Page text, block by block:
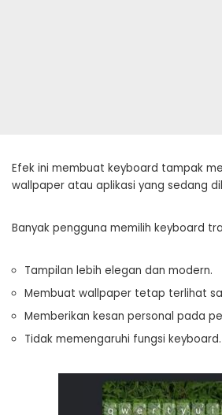
Efek ini membuat keyboard tampak
wallpaper atau aplikasi yang sedang
Banyak pengguna memilih keyboard
Tampilan lebih elegan dan modern.
Membuat wallpaper tetap terlihat
Memberikan kesan personal pada
Tidak memengaruhi fungsi keyboard.